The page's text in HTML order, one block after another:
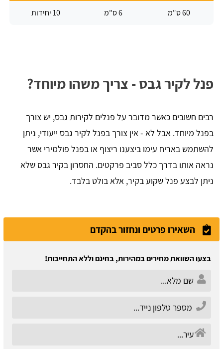
60 ס"מ 6 ס"מ 10 יחידות
פנל לקיר גבס - צריך משהו מיוחד?
רבים חשובים כאשר מדובר על פנלים לקירות גבס, יש צורך
בפנל מיוחד. אבל לא - אין צורך בפנל לקיר גבס ייעודי, ניתן
להשתמש באריח עימו ביצענו ריצוף או בפנל פולמירי אשר
נראה אותו בדרך כלל סביב פרקטים. החסרון בקיר גבס שלא
ניתן לבצע פנל שקוע בקיר, אלא בולט בלבד.
השאירו פרטים ונחזור בהקדם
בצעו השוואת מחירים במהירות, בחינם וללא התחייבות!